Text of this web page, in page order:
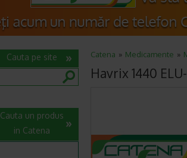
Catena Medicamente
Havrix 1440
Cauta pe site
Cauta un produs
in Catena